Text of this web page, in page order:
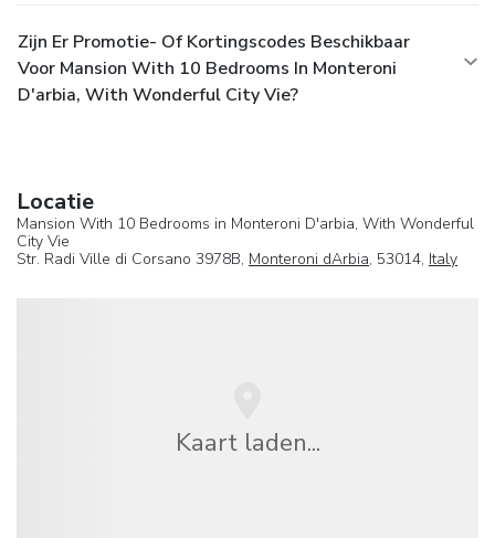
Zijn Er Promotie- Of Kortingscodes Beschikbaar
Voor Mansion With 10 Bedrooms In Monteroni
D'arbia, With Wonderful City Vie?
Locatie
Mansion With 10 Bedrooms in Monteroni D'arbia, With Wonderful
City Vie
Str. Radi Ville di Corsano 3978B, Monteroni dArbia, 53014, Italy
Kaart laden...